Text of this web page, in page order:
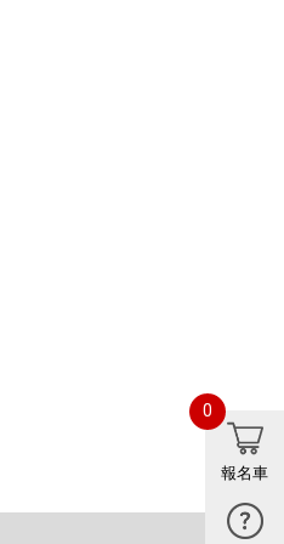
報名車
0